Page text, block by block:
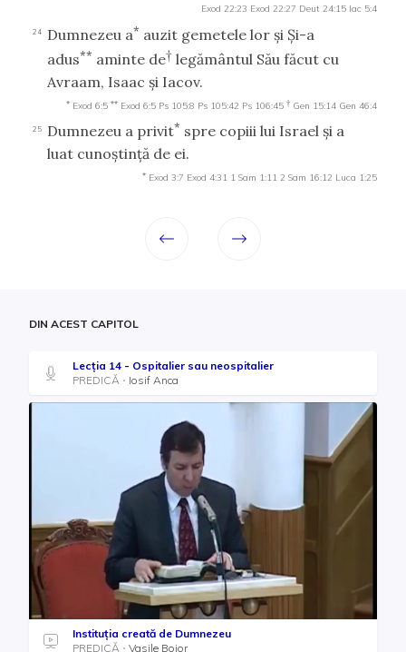
Exod 22:23 Exod 22:27 Deut 24:15 Iac 5:4
24 Dumnezeu a* auzit gemetele lor şi Şi-a
adus** aminte de† legământul Său făcut cu
Avraam, Isaac şi Iacov.
* Exod 6:5 ** Exod 6:5 Ps 105:8 Ps 105:42 Ps 106:45 † Gen 15:14 Gen 46:4
25 Dumnezeu a privit* spre copiii lui Israel şi a
luat cunoştinţă de ei.
* Exod 3:7 Exod 4:31 1 Sam 1:11 2 Sam 16:12 Luca 1:25
DIN ACEST CAPITOL
Lecția 14 - Ospitalier sau neospitalier
PREDICĂ
Iosif Anca
Instituția creată de Dumnezeu
PREDICĂ
Vasile Bojor